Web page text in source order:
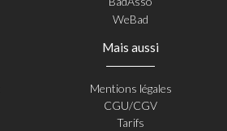
WeBad
Mais aussi
Mentions légales
CGU/CGV
Tarifs